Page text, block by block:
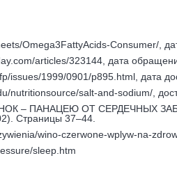
Omega3FattyAcids-Consumer/,
articles/323144, дата
issues/1999/0901/p895.html, дата
nutritionsource/salt-and-sodium/,
– ПАНАЦЕЮ ОТ СЕРДЕЧНЫХ
Страницы 37–44.
wino-czerwone-wplyw-na-
sleep.htm